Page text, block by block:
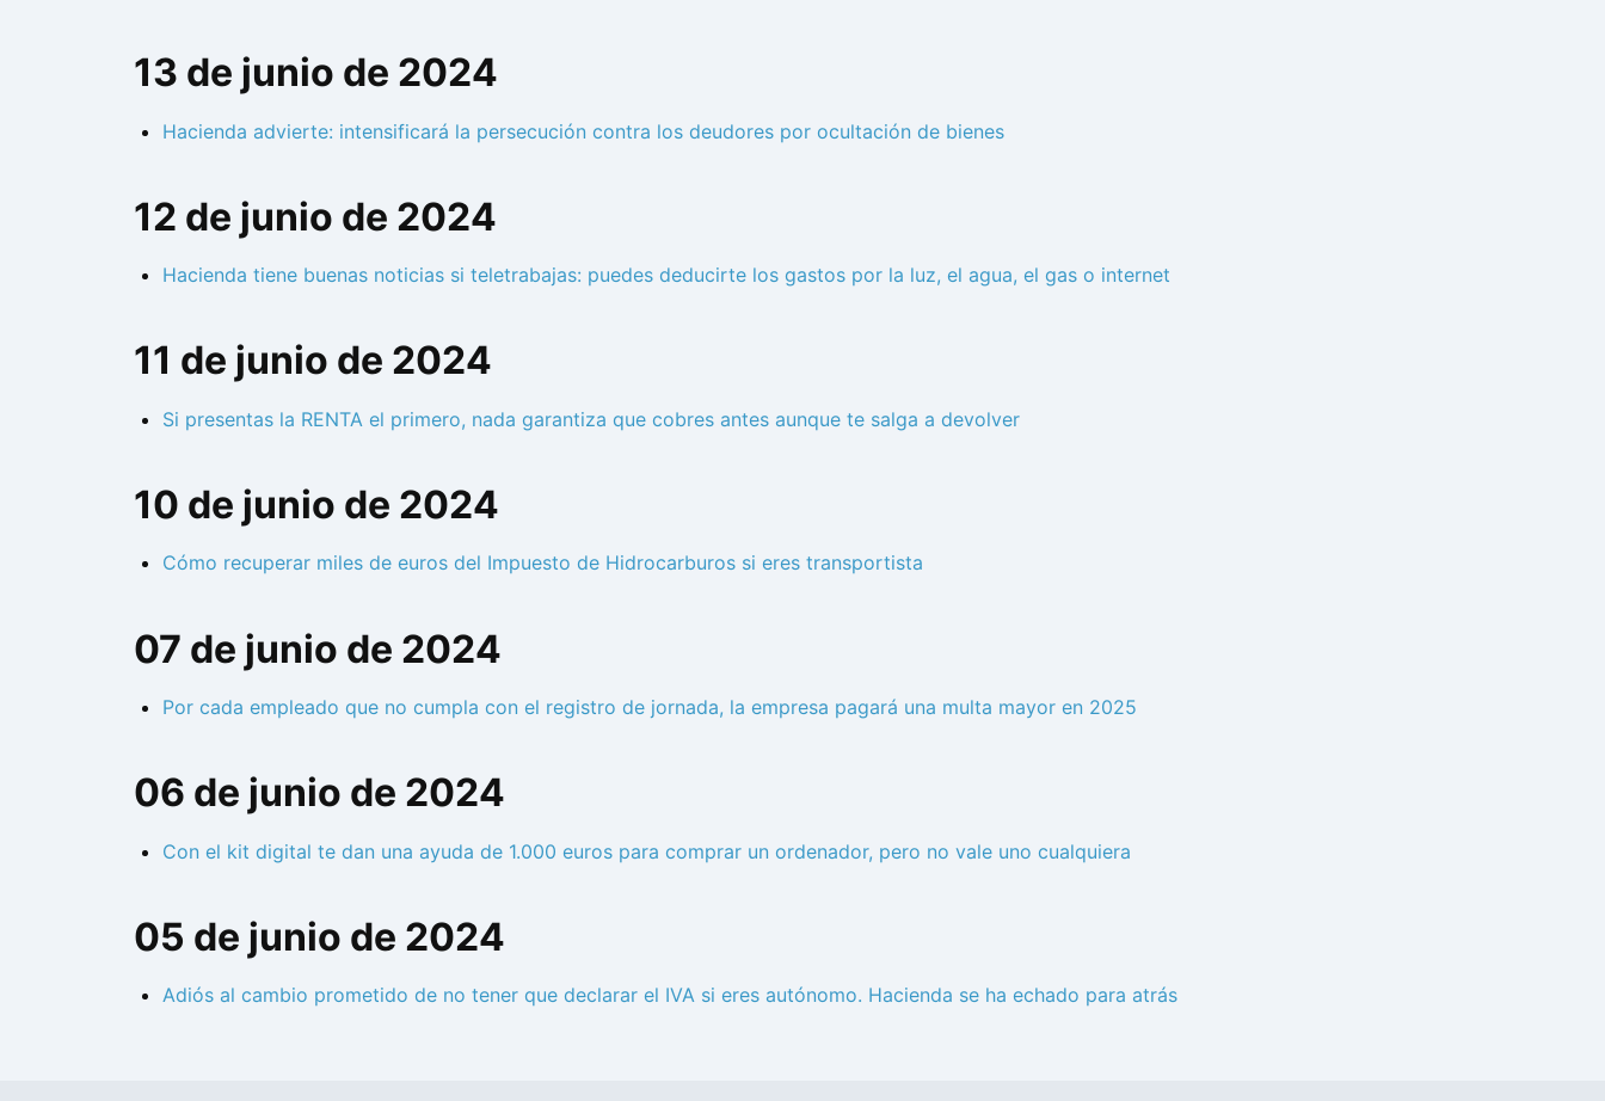
13 de junio de 2024
Hacienda advierte: intensificará la persecución contra los deudores por ocultación de bienes
12 de junio de 2024
Hacienda tiene buenas noticias si teletrabajas: puedes deducirte los gastos por la luz, el agua, el gas o internet
11 de junio de 2024
Si presentas la RENTA el primero, nada garantiza que cobres antes aunque te salga a devolver
10 de junio de 2024
Cómo recuperar miles de euros del Impuesto de Hidrocarburos si eres transportista
07 de junio de 2024
Por cada empleado que no cumpla con el registro de jornada, la empresa pagará una multa mayor en 2025
06 de junio de 2024
Con el kit digital te dan una ayuda de 1.000 euros para comprar un ordenador, pero no vale uno cualquiera
05 de junio de 2024
Adiós al cambio prometido de no tener que declarar el IVA si eres autónomo. Hacienda se ha echado para atrás